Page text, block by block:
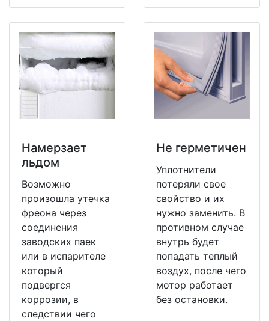
Намерзает
льдом
Возможно
произошла утечка
фреона через
соединения
заводских паек
или в испарителе
который
подвергся
коррозии, в
следствии чего
Не герметичен
Уплотнители
потеряли свое
свойство и их
нужно заменить. В
противном случае
внутрь будет
попадать теплый
воздух, после чего
мотор работает
без остановки.